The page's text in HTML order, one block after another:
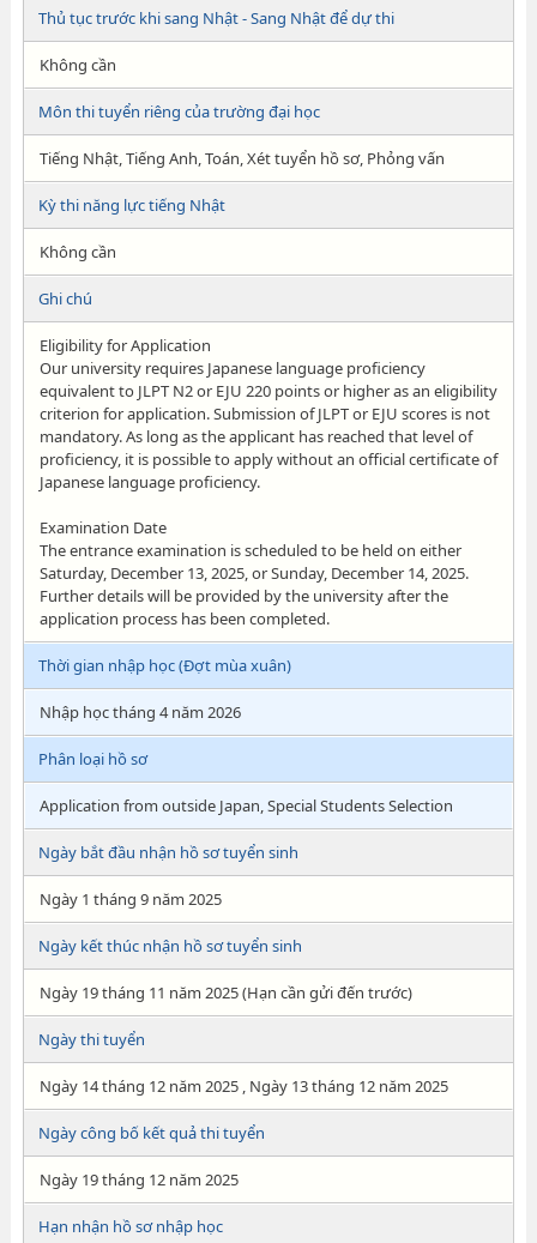
Thủ tục trước khi sang Nhật - Sang Nhật để dự thi
Không cần
Môn thi tuyển riêng của trường đại học
Tiếng Nhật, Tiếng Anh, Toán, Xét tuyển hồ sơ, Phỏng vấn
Kỳ thi năng lực tiếng Nhật
Không cần
Ghi chú
Eligibility for Application
Our university requires Japanese language proficiency
equivalent to JLPT N2 or EJU 220 points or higher as an eligibility
criterion for application. Submission of JLPT or EJU scores is not
mandatory. As long as the applicant has reached that level of
proficiency, it is possible to apply without an official certificate of
Japanese language proficiency.
Examination Date
The entrance examination is scheduled to be held on either
Saturday, December 13, 2025, or Sunday, December 14, 2025.
Further details will be provided by the university after the
application process has been completed.
Thời gian nhập học (Đợt mùa xuân)
Nhập học tháng 4 năm 2026
Phân loại hồ sơ
Application from outside Japan, Special Students Selection
Ngày bắt đầu nhận hồ sơ tuyển sinh
Ngày 1 tháng 9 năm 2025
Ngày kết thúc nhận hồ sơ tuyển sinh
Ngày 19 tháng 11 năm 2025 (Hạn cần gửi đến trước)
Ngày thi tuyển
Ngày 14 tháng 12 năm 2025 , Ngày 13 tháng 12 năm 2025
Ngày công bố kết quả thi tuyển
Ngày 19 tháng 12 năm 2025
Hạn nhận hồ sơ nhập học